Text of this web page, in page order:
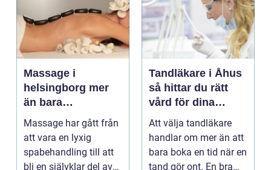
Massage i
helsingborg mer
än bara
avkoppling
Massage har gått från
att vara en lyxig
spabehandling till att
bli en självklar del av
Tandläkare i Åhus
så hittar du rätt
vård för dina
tänder
Att välja tandläkare
handlar om mer än att
bara boka en tid när en
tand gör ont. En bra